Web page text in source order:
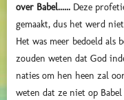
over Babel...... Deze
gemaakt, dus het werd
Het was meer bedoeld als
zouden weten dat God
naties om hen heen zal
weten dat ze niet op